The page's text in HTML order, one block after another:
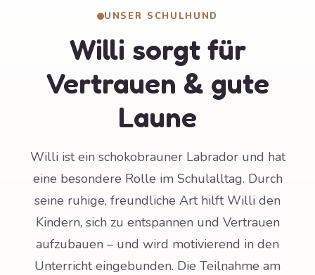
UNSER SCHULHUND
Willi sorgt für
Vertrauen & gute
Laune
Willi ist ein schokobrauner Labrador und hat
eine besondere Rolle im Schulalltag. Durch
seine ruhige, freundliche Art hilft Willi den
Kindern, sich zu entspannen und Vertrauen
aufzubauen – und wird motivierend in den
Unterricht eingebunden. Die Teilnahme am